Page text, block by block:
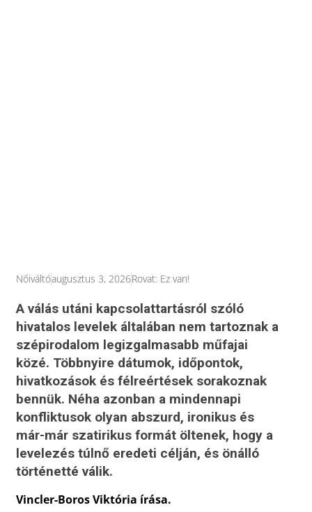
Nőiváltóaugusztus 3, 2026Rovat: Ez van!
A válás utáni kapcsolattartásról szóló
hivatalos levelek általában nem tartoznak a
szépirodalom legizgalmasabb műfajai
közé. Többnyire dátumok, időpontok,
hivatkozások és félreértések sorakoznak
bennük. Néha azonban a mindennapi
konfliktusok olyan abszurd, ironikus és
már-már szatirikus formát öltenek, hogy a
levelezés túlnő eredeti célján, és önálló
történetté válik.
Vincler-Boros Viktória írása.